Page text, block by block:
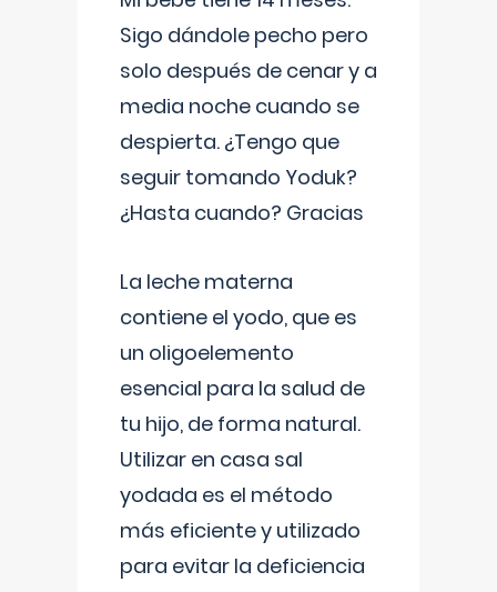
Sigo dándole pecho pero
solo después de cenar y a
media noche cuando se
despierta. ¿Tengo que
seguir tomando Yoduk?
¿Hasta cuando? Gracias
La leche materna
contiene el yodo, que es
un oligoelemento
esencial para la salud de
tu hijo, de forma natural.
Utilizar en casa sal
yodada es el método
más eficiente y utilizado
para evitar la deficiencia